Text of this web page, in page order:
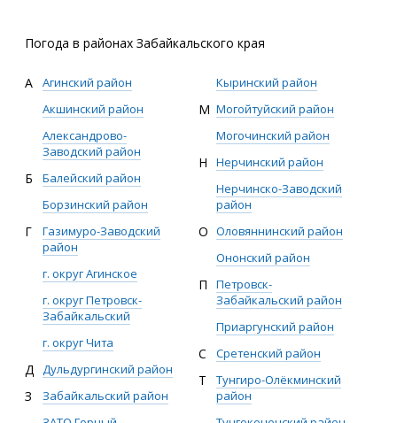
Погода в районах Забайкальского края
А
Агинский район
Акшинский район
Александрово-
Заводский район
Б
Балейский район
Борзинский район
Г
Газимуро-Заводский
район
г. округ Агинское
г. округ Петровск-
Забайкальский
г. округ Чита
Д Дульдургинский район
З
Забайкальский район
Кыринский район
М Могойтуйский район
Могочинский район
Н
Нерчинский район
Нерчинско-Заводский
район
О Оловяннинский район
Ононский район
П
Петровск-
Забайкальский район
Приаргунский район
С Сретенский район
Т
Тунгиро-Олёкминский
район